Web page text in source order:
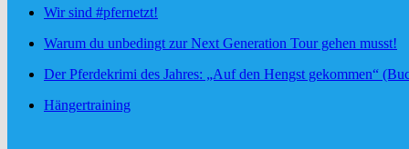
Wir sind #pfernetzt!
Warum du unbedingt zur Next Generation Tour gehen musst!
Der Pferdekrimi des Jahres: „Auf den Hengst gekommen“
Hängertraining